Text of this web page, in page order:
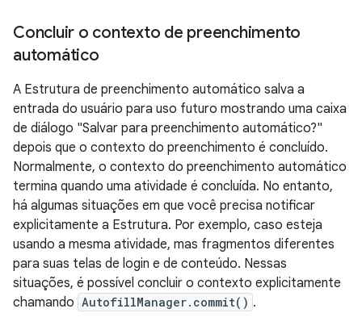
Concluir o contexto de preenchimento
automático
A Estrutura de preenchimento automático salva a
entrada do usuário para uso futuro mostrando uma caixa
de diálogo "Salvar para preenchimento automático?"
depois que o contexto do preenchimento é concluído.
Normalmente, o contexto do preenchimento automático
termina quando uma atividade é concluída. No entanto,
há algumas situações em que você precisa notificar
explicitamente a Estrutura. Por exemplo, caso esteja
usando a mesma atividade, mas fragmentos diferentes
para suas telas de login e de conteúdo. Nessas
situações, é possível concluir o contexto explicitamente
chamando AutofillManager.commit() .